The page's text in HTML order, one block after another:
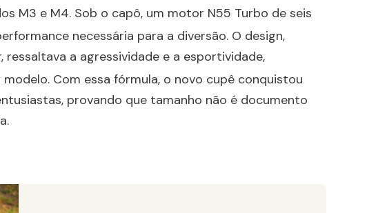
M3 e M4. Sob o capô, um motor N55 Turbo de seis
necessária para a diversão. O design,
ressaltava a agressividade e a esportividade,
. Com essa fórmula, o novo cupê conquistou
provando que tamanho não é documento